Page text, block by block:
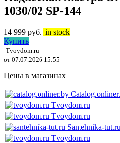
1030/02 SP-144
14 999 руб. in stock
Купить
Tvoydom.ru
от 07.07.2026 15:55
Цены в магазинах
Tvoydom.ru
Tvoydom.ru
Santehnika-tut.ru
Tvoydom.ru